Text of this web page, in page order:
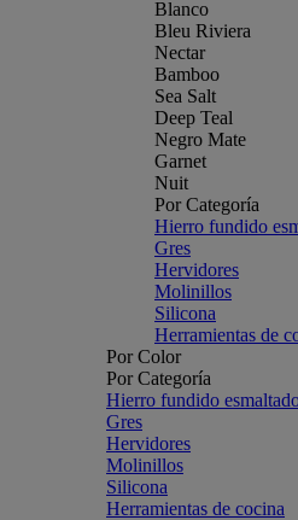
Blanco
Bleu Riviera
Nectar
Bamboo
Sea Salt
Deep Teal
Negro Mate
Garnet
Nuit
Por Categoría
Hierro fundido
Gres
Hervidores
Molinillos
Silicona
Herramientas de
Por Color
Por Categoría
Hierro fundido
Gres
Hervidores
Molinillos
Silicona
Herramientas de cocina